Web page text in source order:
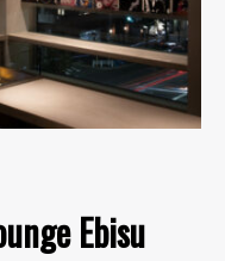
Ebisu